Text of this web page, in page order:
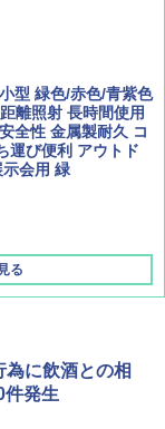
ン 山善] 傘みたいに
テント キューブ ブ
クローズ メッシュ 3
プテント PATC-15
型 緑色/赤色/青紫色
離照射 長時間使用
全性 金属製耐久 コ
運び便利 アウトド
会用 緑
る
に飲酒との相
件発生